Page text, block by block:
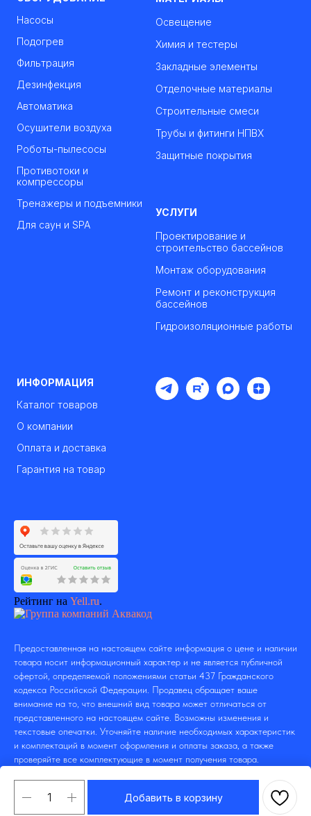
Добавить в корзину
Насосы
Подогрев
Фильтрация
Дезинфекция
Автоматика
Осушители воздуха
Роботы-пылесосы
Противотоки и
компрессоры
Тренажеры и подъемники
Для саун и SPA
Освещение
Химия и тестеры
Закладные элементы
Отделочные материалы
Строительные смеси
Трубы и фитинги НПВХ
Защитные покрытия
УСЛУГИ
Проектирование и
строительство бассейнов
Монтаж оборудования
Ремонт и реконструкция
бассейнов
Гидроизоляционные работы
ИНФОРМАЦИЯ
Каталог товаров
О компании
Оплата и доставка
Гарантия на товар
Рейтинг на Yell.ru.
Предоставленная на настоящем сайте информация о цене и наличии
товара носит информационный характер и не является публичной
офертой, определяемой положениями статьи 437 Гражданского
кодекса Российской Федерации. Продавец обращает ваше
внимание на то, что внешний вид товара может отличаться от
представленного на настоящем сайте. Возможны изменения и
текстовые опечатки. Уточняйте наличие необходимых характеристик
и комплектаций в момент оформления и оплаты заказа, а также
проверяйте все комплектующие в момент получения товара.